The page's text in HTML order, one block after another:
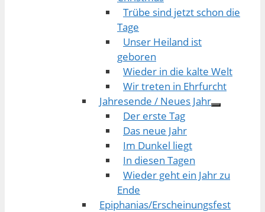
Trübe sind jetzt schon die
Tage
Unser Heiland ist
geboren
Wieder in die kalte Welt
Wir treten in Ehrfurcht
Jahresende / Neues Jahr
Der erste Tag
Das neue Jahr
Im Dunkel liegt
In diesen Tagen
Wieder geht ein Jahr zu
Ende
Epiphanias/Erscheinungsfest